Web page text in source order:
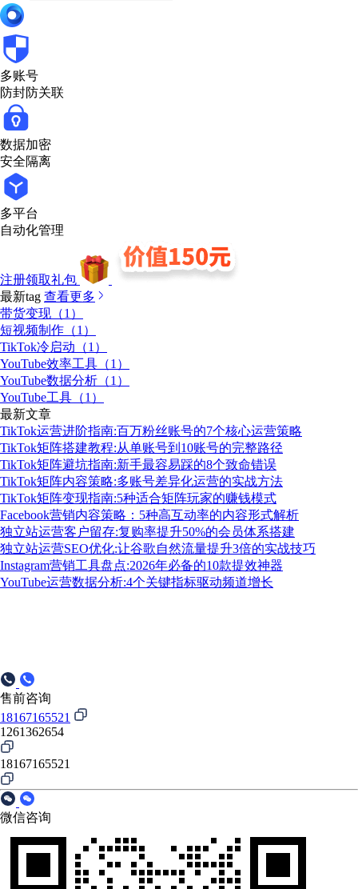
多账号
防封防关联
数据加密
安全隔离
多平台
自动化管理
注册领取礼包
最新tag 查看更多
带货变现（1）
短视频制作（1）
TikTok冷启动（1）
YouTube效率工具（1）
YouTube数据分析（1）
YouTube工具（1）
最新文章
TikTok运营进阶指南:百万粉丝账号的7个核心运营策略
TikTok矩阵搭建教程:从单账号到10账号的完整路径
TikTok矩阵避坑指南:新手最容易踩的8个致命错误
TikTok矩阵内容策略:多账号差异化运营的实战方法
TikTok矩阵变现指南:5种适合矩阵玩家的赚钱模式
Facebook营销内容策略：5种高互动率的内容形式解析
独立站运营客户留存:复购率提升50%的会员体系搭建
独立站运营SEO优化:让谷歌自然流量提升3倍的实战技巧
Instagram营销工具盘点:2026年必备的10款提效神器
YouTube运营数据分析:4个关键指标驱动频道增长
售前咨询
18167165521
1261362654
18167165521
微信咨询